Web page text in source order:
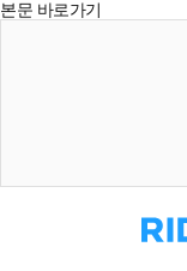
본문 바로가기
리
디